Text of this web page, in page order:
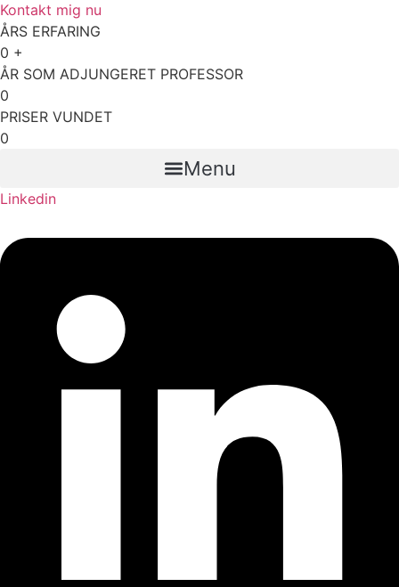
Kontakt mig nu
ÅRS ERFARING
0 +
ÅR SOM ADJUNGERET PROFESSOR
0
PRISER VUNDET
0
Menu
Linkedin